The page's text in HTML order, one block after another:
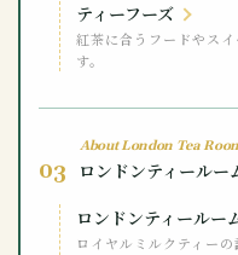
ティーフーズ
紅茶に合うフードやス
す。
About London Tea
03
ロンドンティールー
ロンドンティールー
ロイヤルミルクティー